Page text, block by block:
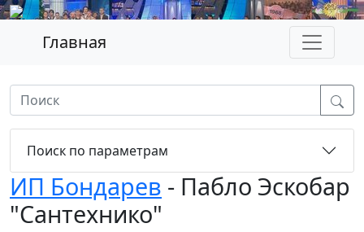
Главная
Поиск по параметрам
ИП Бондарев - Пабло Эскобар
"Сантехнико"